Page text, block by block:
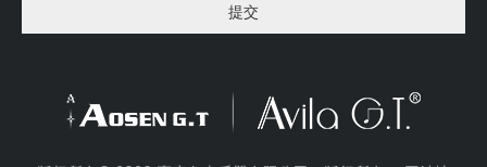
提交